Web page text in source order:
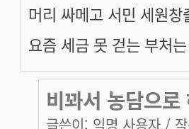
머리 싸메고 서민 세원
요즘 세금 못 걷는 부처
비꽈서 농담으
글쓴이: 익명 사용자 /